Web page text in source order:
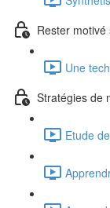
Rester
Une
Stratégies de
Etude